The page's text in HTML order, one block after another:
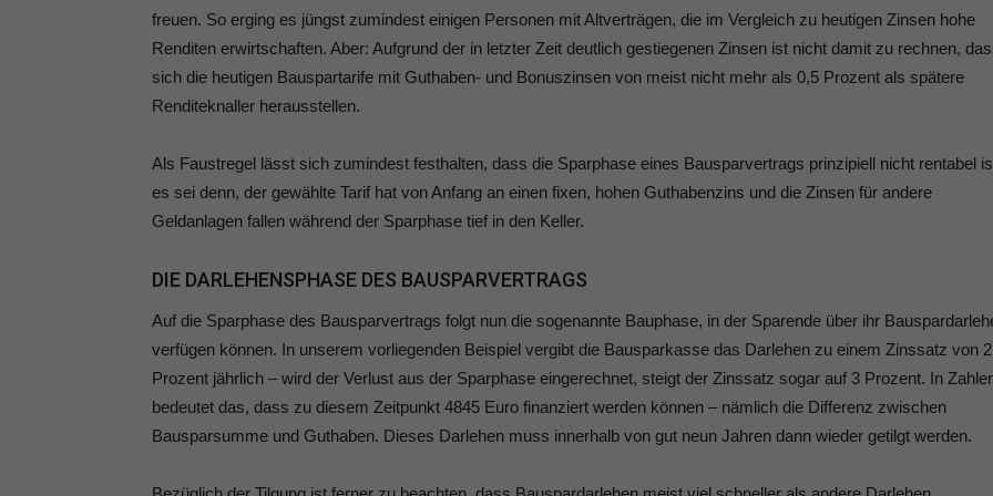
freuen. So erging es jüngst zumindest einigen Personen mit Altverträgen, die im Vergleich zu heutigen Zinsen hohe
Renditen erwirtschaften. Aber: Aufgrund der in letzter Zeit deutlich gestiegenen Zinsen ist nicht damit zu rechnen,
sich die heutigen Bauspartarife mit Guthaben- und Bonuszinsen von meist nicht mehr als 0,5 Prozent als spätere
Renditeknaller herausstellen.
Als Faustregel lässt sich zumindest festhalten, dass die Sparphase eines Bausparvertrags prinzipiell nicht rentabel
es sei denn, der gewählte Tarif hat von Anfang an einen fixen, hohen Guthabenzins und die Zinsen für andere
Geldanlagen fallen während der Sparphase tief in den Keller.
DIE DARLEHENSPHASE DES BAUSPARVERTRAGS
Auf die Sparphase des Bausparvertrags folgt nun die sogenannte Bauphase, in der Sparende über ihr
verfügen können. In unserem vorliegenden Beispiel vergibt die Bausparkasse das Darlehen zu einem Zinssatz von
Prozent jährlich – wird der Verlust aus der Sparphase eingerechnet, steigt der Zinssatz sogar auf 3 Prozent. In
bedeutet das, dass zu diesem Zeitpunkt 4845 Euro finanziert werden können – nämlich die Differenz zwischen
Bausparsumme und Guthaben. Dieses Darlehen muss innerhalb von gut neun Jahren dann wieder getilgt werden.